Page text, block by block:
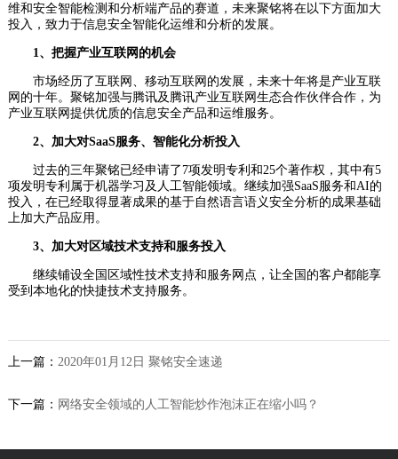
维和安全智能检测和分析端产品的赛道，未来聚铭将在以下方面加大
投入，致力于信息安全智能化运维和分析的发展。
1、把握产业互联网的机会
市场经历了互联网、移动互联网的发展，未来十年将是产业互联
网的十年。聚铭加强与腾讯及腾讯产业互联网生态合作伙伴合作，为
产业互联网提供优质的信息安全产品和运维服务。
2、加大对SaaS服务、智能化分析投入
过去的三年聚铭已经申请了7项发明专利和25个著作权，其中有5
项发明专利属于机器学习及人工智能领域。继续加强SaaS服务和AI的
投入，在已经取得显著成果的基于自然语言语义安全分析的成果基础
上加大产品应用。
3、加大对区域技术支持和服务投入
继续铺设全国区域性技术支持和服务网点，让全国的客户都能享
受到本地化的快捷技术支持服务。
上一篇： 2020年01月12日 聚铭安全速递
下一篇： 网络安全领域的人工智能炒作泡沫正在缩小吗？